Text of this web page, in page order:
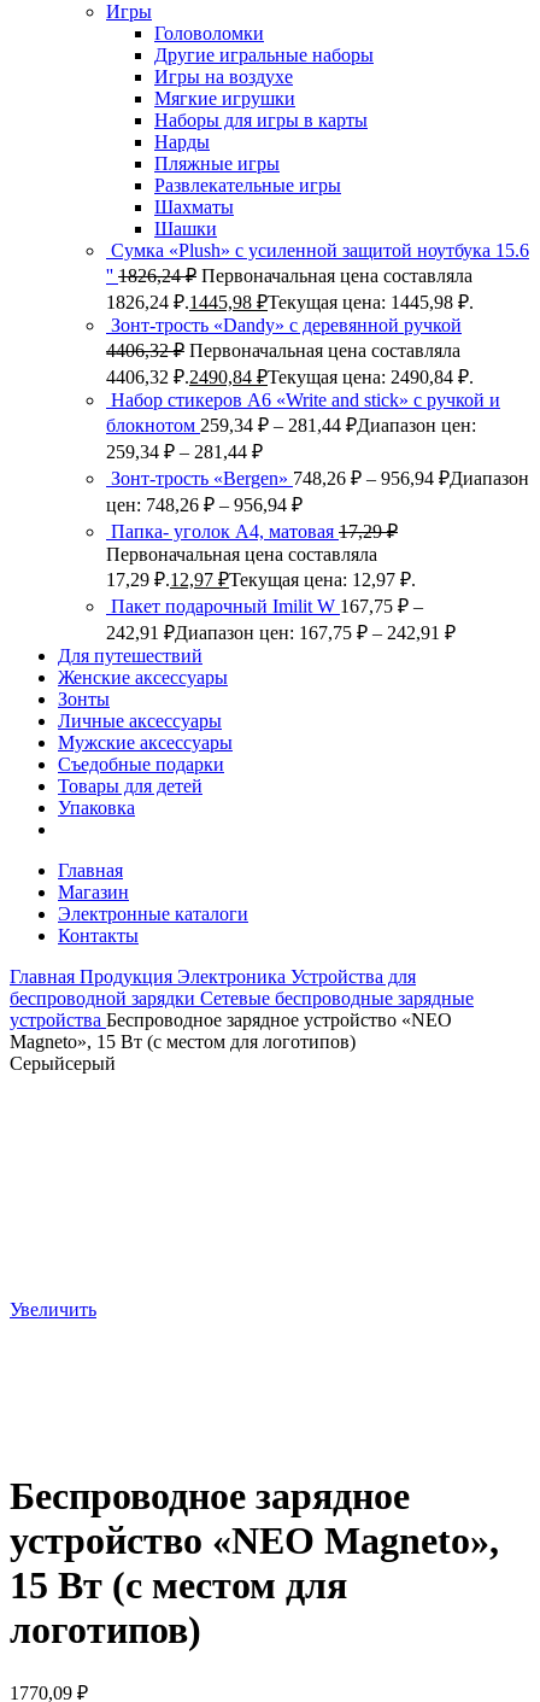
Игры
Головоломки
Другие игральные наборы
Игры на воздухе
Мягкие игрушки
Наборы для игры в карты
Нарды
Пляжные игры
Развлекательные игры
Шахматы
Шашки
Сумка «Plush» c усиленной защитой ноутбука 15.6
'' 1826,24₽ Первоначальная цена составляла
1826,24 ₽.1445,98 ₽Текущая цена: 1445,98 ₽.
Зонт-трость «Dandy» с деревянной ручкой
4406,32₽ Первоначальная цена составляла
4406,32 ₽.2490,84 ₽Текущая цена: 2490,84 ₽.
Набор стикеров А6 «Write and stick» с ручкой и
блокнотом 259,34 ₽ – 281,44 ₽Диапазон цен:
259,34 ₽ – 281,44 ₽
Зонт-трость «Bergen» 748,26 ₽ – 956,94 ₽Диапазон
цен: 748,26 ₽ – 956,94 ₽
Папка- уголок А4, матовая 17,29₽
Первоначальная цена составляла
17,29 ₽.12,97 ₽Текущая цена: 12,97 ₽.
Пакет подарочный Imilit W 167,75 ₽ –
242,91 ₽Диапазон цен: 167,75 ₽ – 242,91 ₽
Для путешествий
Женские аксессуары
Зонты
Личные аксессуары
Мужские аксессуары
Съедобные подарки
Товары для детей
Упаковка
Главная
Магазин
Электронные каталоги
Контакты
Главная Продукция Электроника Устройства для
беспроводной зарядки Сетевые беспроводные зарядные
устройства Беспроводное зарядное устройство «NEO
Magneto», 15 Вт (с местом для логотипов)
Серыйсерый
Увеличить
Беспроводное зарядное
устройство «NEO Magneto»,
15 Вт (с местом для
логотипов)
1770,09 ₽